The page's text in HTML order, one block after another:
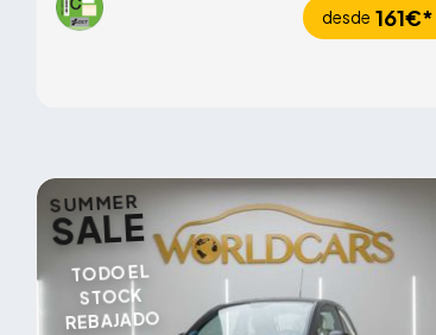
desde 161€*
SUMMER
SALE
TODO EL
STOCK
REBAJADO